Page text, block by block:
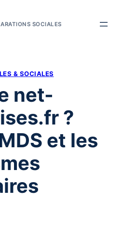
SOCIALES
& SOCIALES
net-
?
et les